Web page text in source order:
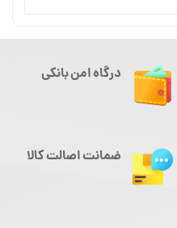
درگاه امن بانکی
ضمانت اصالت کالا